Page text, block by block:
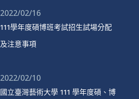
2022/02/16
111學年度碩博班考試招生試場分配
及注意事項
2022/02/10
國立臺灣藝術大學 111 學年度碩、博